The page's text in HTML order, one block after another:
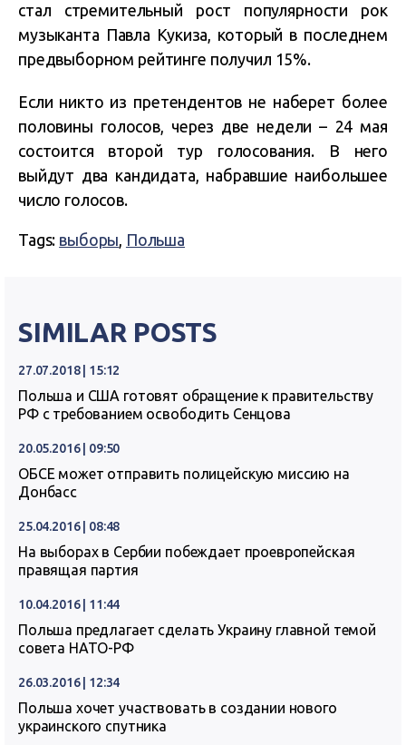
стал стремительный рост популярности рок
музыканта Павла Кукиза, который в последнем
предвыборном рейтинге получил 15%.
Если никто из претендентов не наберет более
половины голосов, через две недели – 24 мая
состоится второй тур голосования. В него
выйдут два кандидата, набравшие наибольшее
число голосов.
Tags: выборы, Польша
SIMILAR POSTS
27.07.2018 | 15:12
Польша и США готовят обращение к правительству
РФ с требованием освободить Сенцова
20.05.2016 | 09:50
ОБСЕ может отправить полицейскую миссию на
Донбасс
25.04.2016 | 08:48
На выборах в Сербии побеждает проевропейская
правящая партия
10.04.2016 | 11:44
Польша предлагает сделать Украину главной темой
совета НАТО-РФ
26.03.2016 | 12:34
Польша хочет участвовать в создании нового
украинского спутника